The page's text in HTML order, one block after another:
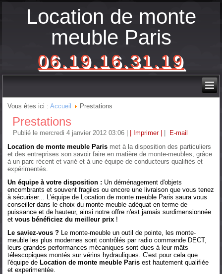
Location de monte
meuble Paris
06.19.16.31.19
Vous êtes ici :Accueil Prestations
Prestations
Publié le mercredi 4 janvier 2012 03:06 | Imprimer |
E-mail
Location de monte meuble Paris met à la disposition des particuliers
et des entreprises son savoir faire en matière de monte-meubles, grâce
à un parc récent et varié et à une équipe de conducteurs qualifiés et
expérimentés.
Un équipe à votre disposition : Un déménagement d'objets
encombrants et souvent fragiles ou encore une livraison que vous tenez
à sécuriser... L'équipe de Location de monte meuble Paris saura vous
conseiller dans le choix du monte meuble adéquat en terme de
puissance et de hauteur, ainsi notre offre n'est jamais surdimensionnée
etvous bénéficiez du meilleur prix !
Le saviez-vous ?
Le monte-meuble un outil de pointe, les monte-
meuble les plus modernes sont contrôlés par radio commande DECT,
leurs grandes performances mécaniques sont dues à leur mâts
télescopiques montés sur vérins hydrauliques. C'est pour cela que
l'équipe de Location de monte meuble Paris est hautement qualifiée
et experimentée.